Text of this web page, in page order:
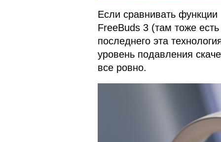
Если сравнивать
FreeBuds 3 (там тоже
последнего эта
уровень подавления
все ровно.